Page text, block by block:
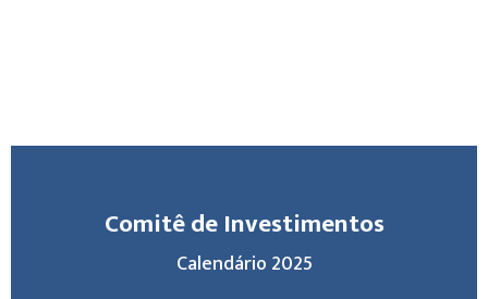
Comitê de Investimentos
Calendário 2025